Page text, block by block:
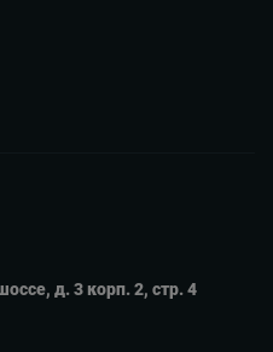
д. 3 корп. 2, стр. 4